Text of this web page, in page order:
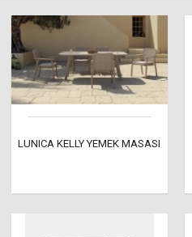
LUNICA KELLY YEMEK MASASI